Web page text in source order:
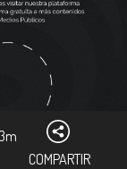
COMPARTIR